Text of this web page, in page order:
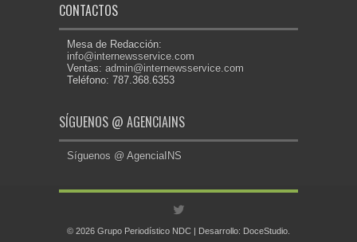
CONTACTOS
Mesa de Redacción:
info@internewsservice.com
Ventas: admin@internewsservice.com
Teléfono: 787.368.6353
SÍGUENOS @ AGENCIAINS
Síguenos @ AgenciaINS
© 2026 Grupo Periodístico NDC | Desarrollo: DoceStudio